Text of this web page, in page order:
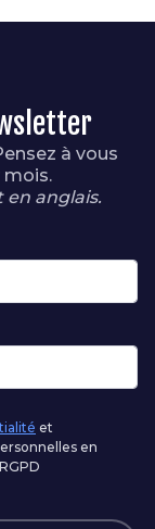
à vous
mois.
en anglais.
et
en